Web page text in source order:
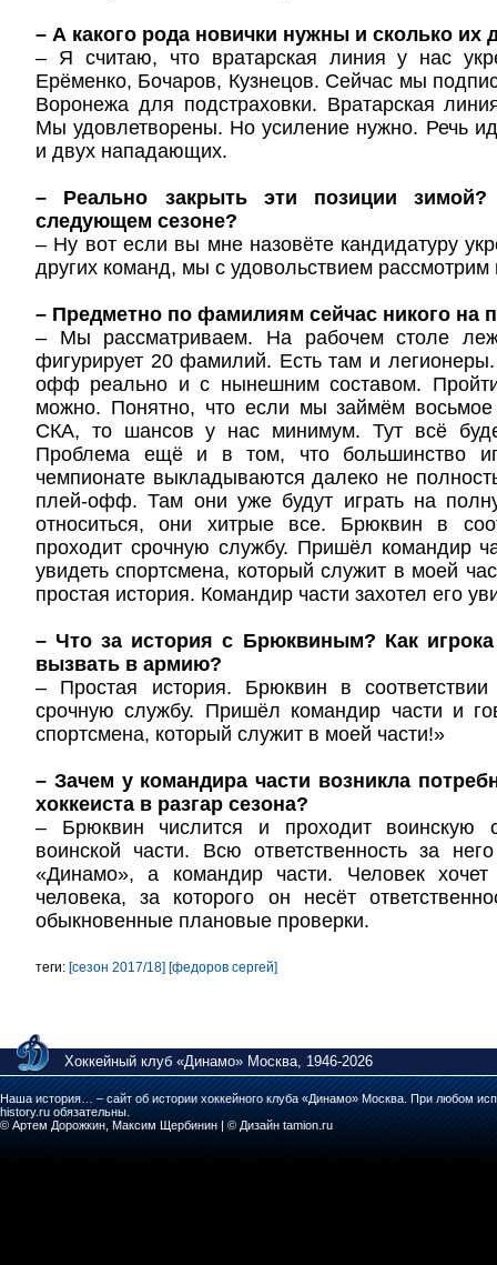
– А какого рода новички нужны и сколько их
– Я считаю, что вратарская линия у нас
Ерёменко, Бочаров, Кузнецов. Сейчас мы
Воронежа для подстраховки. Вратарская
Мы удовлетворены. Но усиление нужно. Речь
и двух нападающих.
– Реально закрыть эти позиции
следующем сезоне?
– Ну вот если вы мне назовёте кандидатуру
других команд, мы с удовольствием рассмотрим
– Предметно по фамилиям сейчас никого на
– Мы рассматриваем. На рабочем столе
фигурирует 20 фамилий. Есть там и
офф реально и с нынешним составом.
можно. Понятно, что если мы займём
СКА, то шансов у нас минимум. Тут всё
Проблема ещё и в том, что большинство
чемпионате выкладываются далеко не
плей-офф. Там они уже будут играть на
относиться, они хитрые все. Брюквин в
проходит срочную службу. Пришёл командир
увидеть спортсмена, который служит в моей
простая история. Командир части захотел его
– Что за история с Брюквиным? Как
вызвать в армию?
– Простая история. Брюквин в
срочную службу. Пришёл командир части и
спортсмена, который служит в моей части!»
– Зачем у командира части возникла
хоккеиста в разгар сезона?
– Брюквин числится и проходит воинскую
воинской части. Всю ответственность за
«Динамо», а командир части. Человек
человека, за которого он несёт
обыкновенные плановые проверки.
теги: [сезон 2017/18] [федоров сергей]
Хоккейный клуб «Динамо» Москва, 1946-2026
Наша история… – сайт об истории хоккейного клуба «Динамо» Москва. При любом
history.ru обязательны.
© Артем Дорожкин, Максим Щербинин | © Дизайн tamion.ru